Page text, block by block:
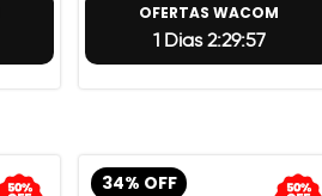
OFERTAS WACOM
1 Dias 2:29:56
34% OFF